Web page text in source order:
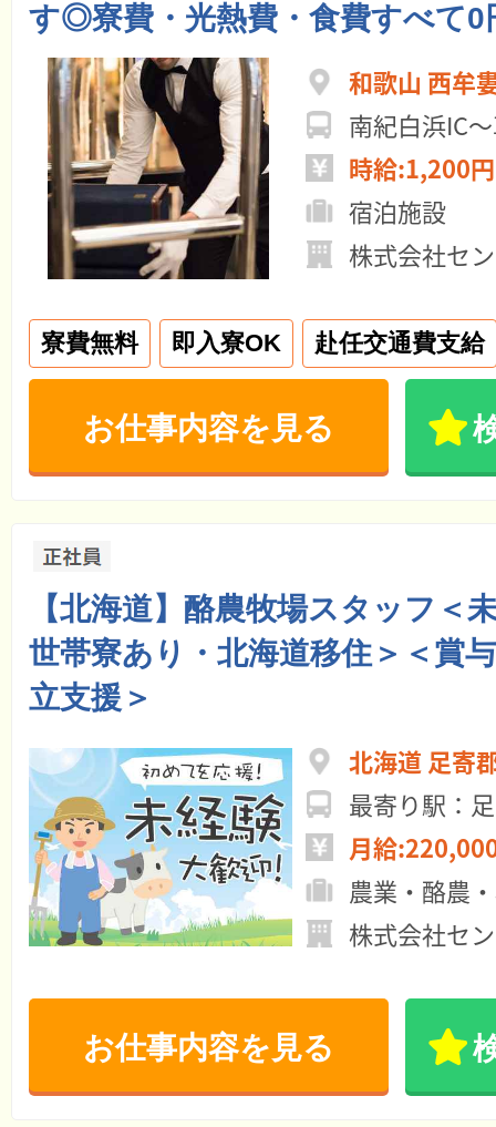
す◎寮費・光熱費・食費すべて0
和歌山 西牟
南紀白浜
時給:1,200
宿泊施設
株式会社セ
寮費無料 即入寮OK 赴任交通費支給
お仕事内容を見る
【北海道】酪農牧場スタッフ＜
世帯寮あり・北海道移住＞＜賞
立支援＞
北海道 足寄
最寄り駅：
月給
農業・酪農
株式会社セ
お仕事内容を見る